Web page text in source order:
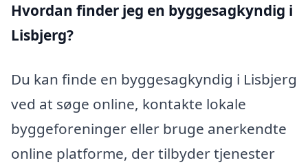
Hvordan finder jeg en byggesagkyndig i
Lisbjerg?
Du kan finde en byggesagkyndig i Lisbjerg
ved at søge online, kontakte lokale
byggeforeninger eller bruge anerkendte
online platforme, der tilbyder tjenester